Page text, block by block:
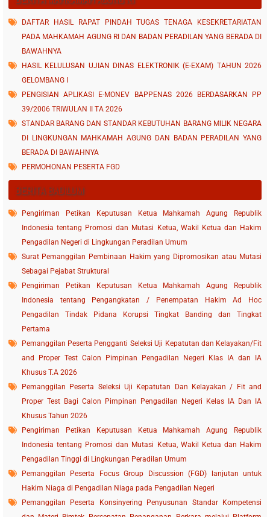
DAFTAR HASIL RAPAT PINDAH TUGAS TENAGA KESEKRETARIATAN
PADA MAHKAMAH AGUNG RI DAN BADAN PERADILAN YANG BERADA DI
BAWAHNYA
HASIL KELULUSAN UJIAN DINAS ELEKTRONIK (E-EXAM) TAHUN 2026
GELOMBANG I
PENGISIAN APLIKASI E-MONEV BAPPENAS 2026 BERDASARKAN PP
39/2006 TRIWULAN II TA 2026
STANDAR BARANG DAN STANDAR KEBUTUHAN BARANG MILIK NEGARA
DI LINGKUNGAN MAHKAMAH AGUNG DAN BADAN PERADILAN YANG
BERADA DI BAWAHNYA
PERMOHONAN PESERTA FGD
BERITA BADILUM
Pengiriman Petikan Keputusan Ketua Mahkamah Agung Republik
Indonesia tentang Promosi dan Mutasi Ketua, Wakil Ketua dan Hakim
Pengadilan Negeri di Lingkungan Peradilan Umum
Surat Pemanggilan Pembinaan Hakim yang Dipromosikan atau Mutasi
Sebagai Pejabat Struktural
Pengiriman Petikan Keputusan Ketua Mahkamah Agung Republik
Indonesia tentang Pengangkatan / Penempatan Hakim Ad Hoc
Pengadilan Tindak Pidana Korupsi Tingkat Banding dan Tingkat
Pertama
Pemanggilan Peserta Pengganti Seleksi Uji Kepatutan dan Kelayakan/Fit
and Proper Test Calon Pimpinan Pengadilan Negeri Klas IA dan IA
Khusus T.A 2026
Pemanggilan Peserta Seleksi Uji Kepatutan Dan Kelayakan / Fit and
Proper Test Bagi Calon Pimpinan Pengadilan Negeri Kelas IA Dan IA
Khusus Tahun 2026
Pengiriman Petikan Keputusan Ketua Mahkamah Agung Republik
Indonesia tentang Promosi dan Mutasi Ketua, Wakil Ketua dan Hakim
Pengadilan Tinggi di Lingkungan Peradilan Umum
Pemanggilan Peserta Focus Group Discussion (FGD) lanjutan untuk
Hakim Niaga di Pengadilan Niaga pada Pengadilan Negeri
Pemanggilan Peserta Konsinyering Penyusunan Standar Kompetensi